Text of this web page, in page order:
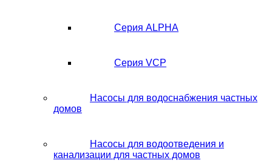
Серия ALPHA
Серия VCP
Насосы для водоснабжения частных
домов
Насосы для водоотведения и
канализации для частных домов